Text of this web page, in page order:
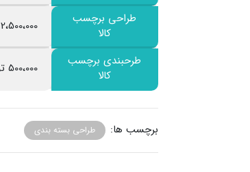
طراحی برچسب
کالا
2،500،000 تومان
طرحبندی برچسب
کالا
500،000 تومان
برچسب ها: طراحی بسته بندی